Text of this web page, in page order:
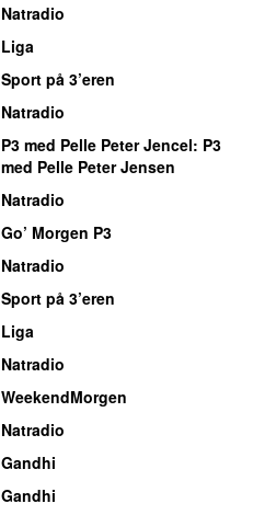
Natradio
Liga
Sport på 3’eren
Natradio
P3 med Pelle Peter Jencel: P3
med Pelle Peter Jensen
Natradio
Go’ Morgen P3
Natradio
Sport på 3’eren
Liga
Natradio
WeekendMorgen
Natradio
Gandhi
Gandhi